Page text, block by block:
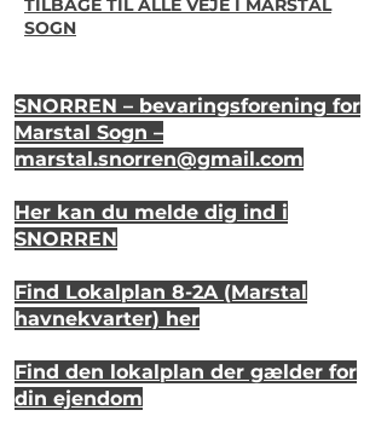
TILBAGE TIL ALLE VEJE I MARSTAL
SOGN
SNORREN – bevaringsforening for
Marstal Sogn –
marstal.snorren@gmail.com
Her kan du melde dig ind i
SNORREN
Find Lokalplan 8-2A (Marstal
havnekvarter) her
Find den lokalplan der gælder for
din ejendom